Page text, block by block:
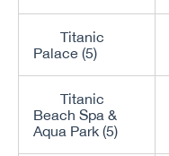
Titanic
Palace (5)
Titanic
Beach Spa &
Aqua Park (5)